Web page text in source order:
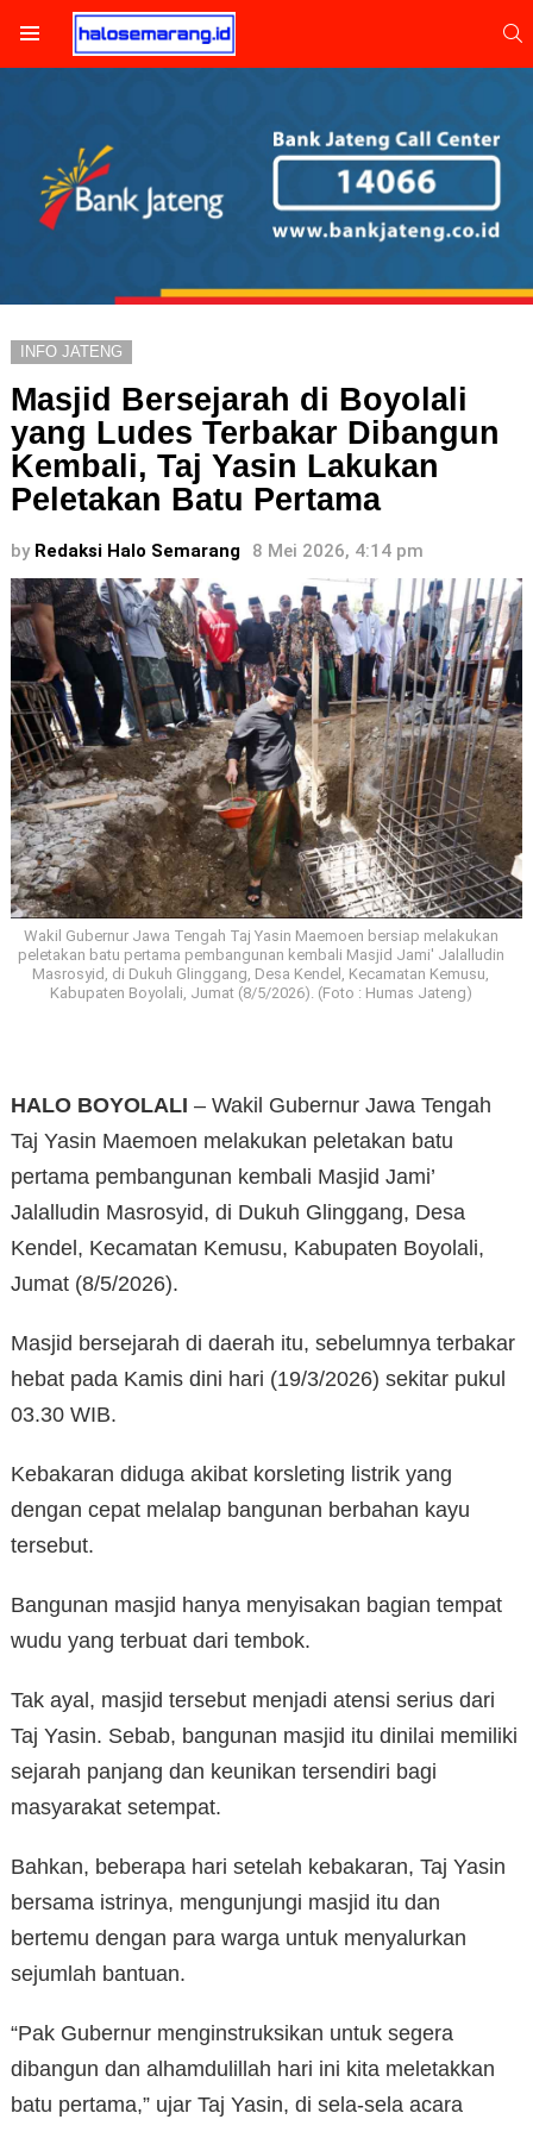
INFO JATENG
Masjid Bersejarah di Boyolali
yang Ludes Terbakar Dibangun
Kembali, Taj Yasin Lakukan
Peletakan Batu Pertama
by Redaksi Halo Semarang 8 Mei 2026, 4:14 pm
Wakil Gubernur Jawa Tengah Taj Yasin Maemoen bersiap melakukan
peletakan batu pertama pembangunan kembali Masjid Jami' Jalalludin
Masrosyid, di Dukuh Glinggang, Desa Kendel, Kecamatan Kemusu,
Kabupaten Boyolali, Jumat (8/5/2026). (Foto : Humas Jateng)
HALO BOYOLALI – Wakil Gubernur Jawa Tengah
Taj Yasin Maemoen melakukan peletakan batu
pertama pembangunan kembali Masjid Jami’
Jalalludin Masrosyid, di Dukuh Glinggang, Desa
Kendel, Kecamatan Kemusu, Kabupaten Boyolali,
Jumat (8/5/2026).
Masjid bersejarah di daerah itu, sebelumnya terbakar
hebat pada Kamis dini hari (19/3/2026) sekitar pukul
03.30 WIB.
Kebakaran diduga akibat korsleting listrik yang
dengan cepat melalap bangunan berbahan kayu
tersebut.
Bangunan masjid hanya menyisakan bagian tempat
wudu yang terbuat dari tembok.
Tak ayal, masjid tersebut menjadi atensi serius dari
Taj Yasin. Sebab, bangunan masjid itu dinilai memiliki
sejarah panjang dan keunikan tersendiri bagi
masyarakat setempat.
Bahkan, beberapa hari setelah kebakaran, Taj Yasin
bersama istrinya, mengunjungi masjid itu dan
bertemu dengan para warga untuk menyalurkan
sejumlah bantuan.
“Pak Gubernur menginstruksikan untuk segera
dibangun dan alhamdulillah hari ini kita meletakkan
batu pertama,” ujar Taj Yasin, di sela-sela acara